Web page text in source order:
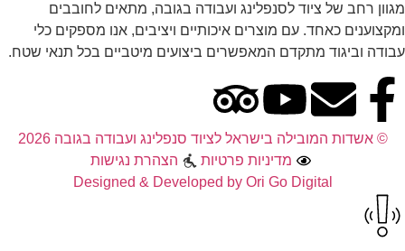
מגוון רחב של ציוד לסנפלינג ועבודה בגובה, מתאים לחובבים
ומקצוענים כאחד. עם מוצרים איכותיים ויציבים, אנו מספקים כלי
עבודה וביגוד מתקדם המאפשרים ביצועים מיטביים בכל תנאי שטח.
© אשדות המובילה בישראל לציוד סנפלינג ועבודה בגובה 2026
מדיניות פרטיות
הצהרת נגישות
Designed & Developed by Ori Go Digital